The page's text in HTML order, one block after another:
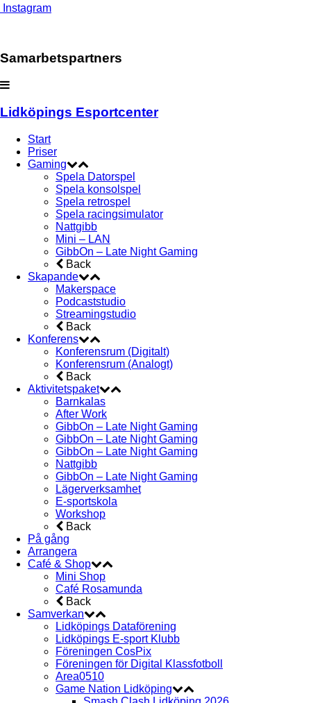
Instagram
Samarbetspartners
Lidköpings Esportcenter
Start
Priser
Gaming
Spela Datorspel
Spela konsolspel
Spela retrospel
Spela racingsimulator
Nattgibb
Mini – LAN
GibbOn – Late Night Gaming
Back
Skapande
Makerspace
Podcaststudio
Streamingstudio
Back
Konferens
Konferensrum (Digitalt)
Konferensrum (Analogt)
Back
Aktivitetspaket
Barnkalas
After Work
GibbOn – Late Night Gaming
GibbOn – Late Night Gaming
GibbOn – Late Night Gaming
Nattgibb
GibbOn – Late Night Gaming
Lägerverksamhet
E-sportskola
Workshop
Back
På gång
Arrangera
Café & Shop
Mini Shop
Café Rosamunda
Back
Samverkan
Lidköpings Dataförening
Lidköpings E-sport Klubb
Föreningen CosPix
Föreningen för Digital Klassfotboll
Area0510
Game Nation Lidköping